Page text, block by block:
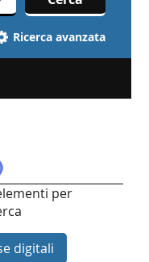
Ricerca avanzata
per
digitali